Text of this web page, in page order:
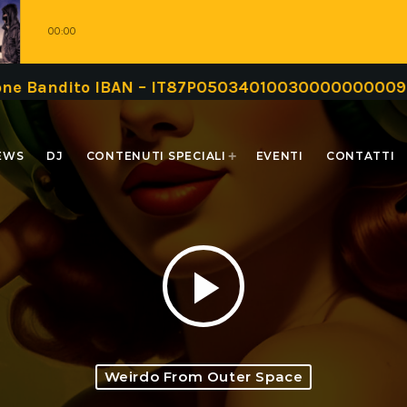
00:00
– IT87P0503401003000000000999 oppure
DJ CONTENUTI SPECIALI EVENTI CONTATTI
play_arrow
Weirdo From Outer Space